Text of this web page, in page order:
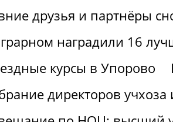
друзья и партнёры
наградили 16
курсы в Упорово
директоров учхоза